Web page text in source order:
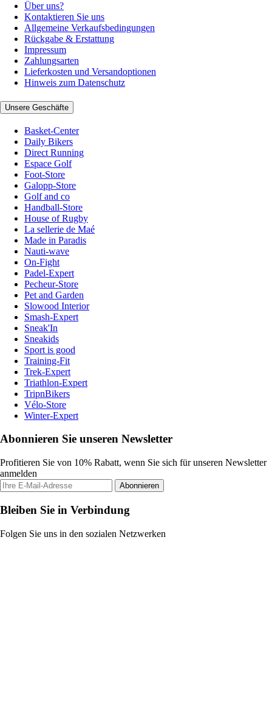
Über uns?
Kontaktieren Sie uns
Allgemeine Verkaufsbedingungen
Rückgabe & Erstattung
Impressum
Zahlungsarten
Lieferkosten und Versandoptionen
Hinweis zum Datenschutz
Unsere Geschäfte
Basket-Center
Daily Bikers
Direct Running
Espace Golf
Foot-Store
Galopp-Store
Golf and co
Handball-Store
House of Rugby
La sellerie de Maé
Made in Paradis
Nauti-wave
On-Fight
Padel-Expert
Pecheur-Store
Pet and Garden
Slowood Interior
Smash-Expert
Sneak'In
Sneakids
Sport is good
Training-Fit
Trek-Expert
Triathlon-Expert
TripnBikers
Vélo-Store
Winter-Expert
Abonnieren Sie unseren Newsletter
Profitieren Sie von 10% Rabatt, wenn Sie sich für unseren Newsletter
anmelden
Abonnieren
Bleiben Sie in Verbindung
Folgen Sie uns in den sozialen Netzwerken